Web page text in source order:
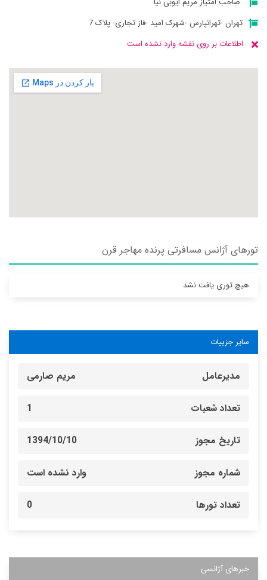
تهران -تهرانپارس -شهرک امید -فاز تجاری- پلاک 7
اطلاعات بر روی نقشه وارد نشده است
تورهای آژانس مسافرتی پرنده مهاجر قرن
هیچ توری یافت نشد
سایر جزییات
مدیرعامل مریم صارمی
تعداد شعبات 1
تاریخ مجوز 1394/10/10
شماره مجوز وارد نشده است
تعداد تورها 0
خبرهای آژانسی